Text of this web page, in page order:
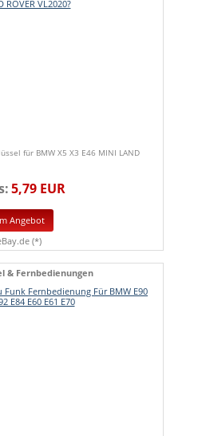
für BMW X5 X3 E46 MINI LAND
5,79 EUR
Angebot
(*)
& Fernbedienungen